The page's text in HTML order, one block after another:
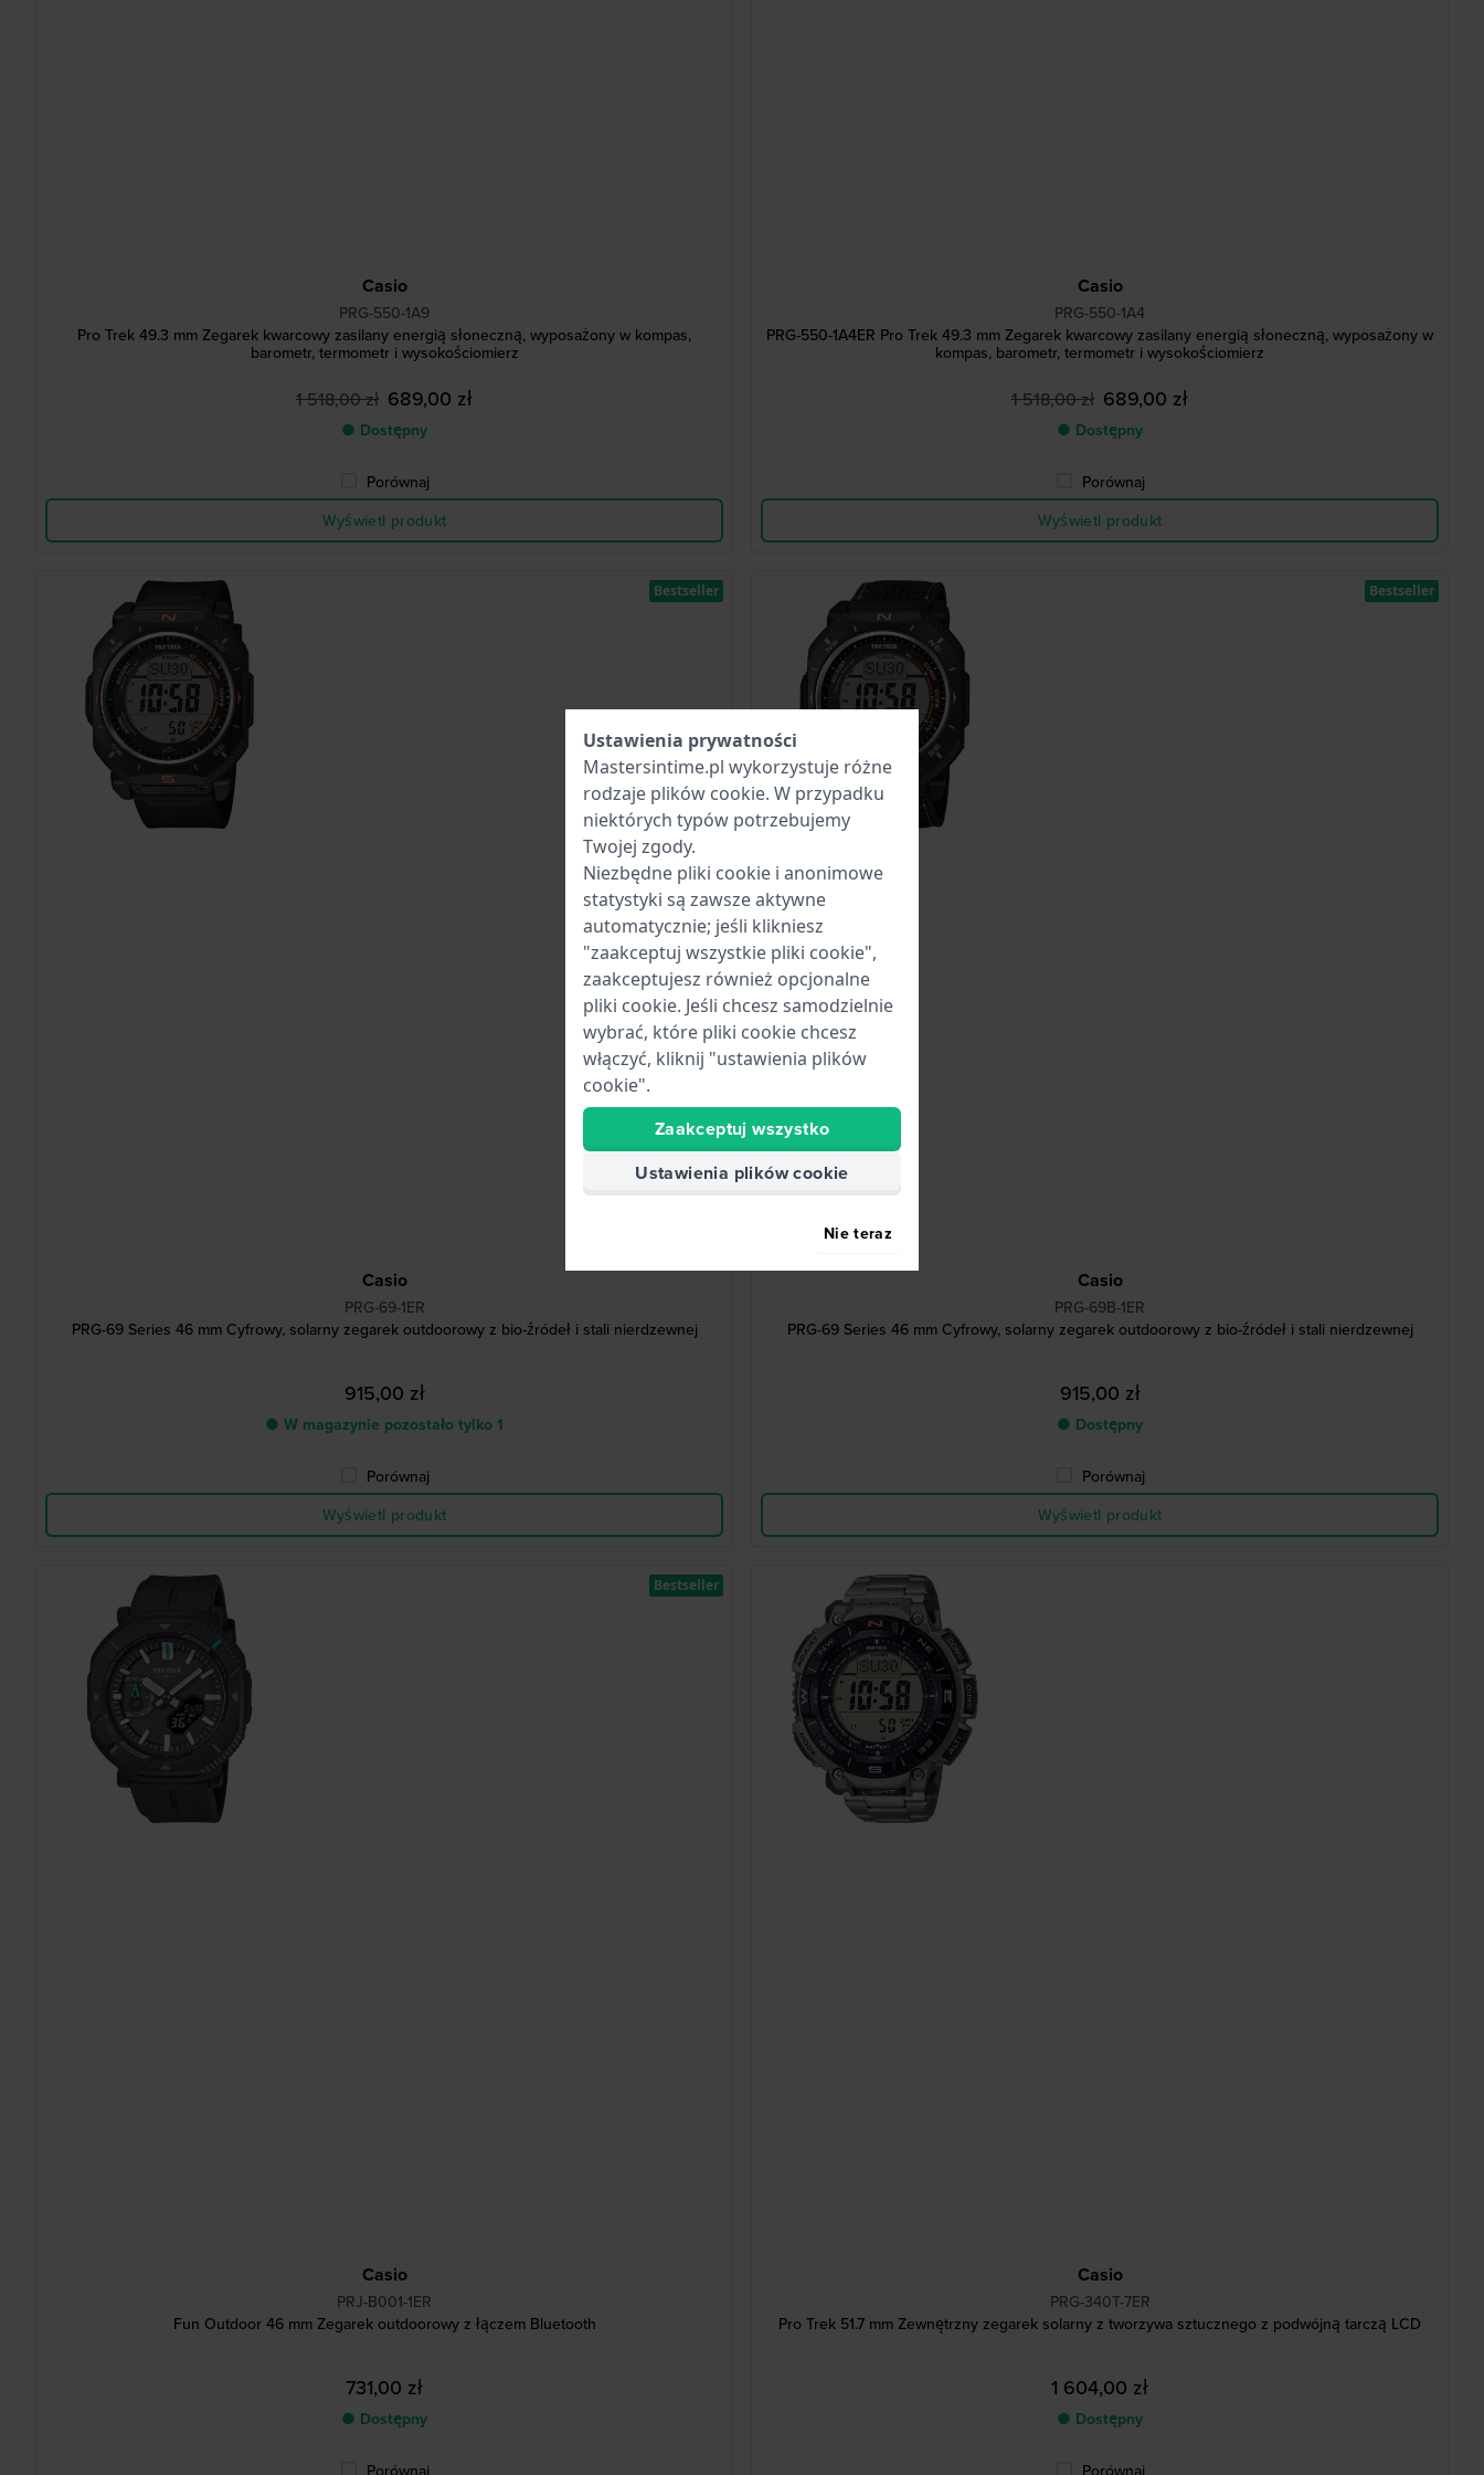
Casio
PRG-550-1A9
Pro Trek 49.3 mm Zegarek kwarcowy zasilany energią słoneczną, wyposażony w kompas,
barometr, termometr i wysokościomierz
1 518,00 zł 689,00 zł
● Dostępny
Porównaj
Wyświetl produkt
Casio
PRG-550-1A4
PRG-550-1A4ER Pro Trek 49.3 mm Zegarek kwarcowy zasilany energią słoneczną, wyposażony w
kompas, barometr, termometr i wysokościomierz
1 518,00 zł 689,00 zł
● Dostępny
Porównaj
Wyświetl produkt
Casio
PRG-69-1ER
PRG-69 Series 46 mm Cyfrowy, solarny zegarek outdoorowy z bio-źródeł i stali nierdzewnej
915,00 zł
● W magazynie pozostało tylko 1
Porównaj
Wyświetl produkt
Bestseller
Casio
PRG-69B-1ER
PRG-69 Series 46 mm Cyfrowy, solarny zegarek outdoorowy z bio-źródeł i stali nierdzewnej
915,00 zł
● Dostępny
Porównaj
Wyświetl produkt
Bestseller
Casio
PRJ-B001-1ER
Fun Outdoor 46 mm Zegarek outdoorowy z łączem Bluetooth
731,00 zł
● Dostępny
Porównaj
Bestseller
Casio
PRG-340T-7ER
Pro Trek 51.7 mm Zewnętrzny zegarek solarny z tworzywa sztucznego z podwójną tarczą LCD
1 604,00 zł
● Dostępny
Porównaj
Ustawienia prywatności
Mastersintime.pl wykorzystuje różne
rodzaje plików cookie. W przypadku
niektórych typów potrzebujemy
Twojej zgody.
Niezbędne pliki cookie i anonimowe
statystyki są zawsze aktywne
automatycznie; jeśli klikniesz
"zaakceptuj wszystkie pliki cookie",
zaakceptujesz również opcjonalne
pliki cookie. Jeśli chcesz samodzielnie
wybrać, które pliki cookie chcesz
włączyć, kliknij "ustawienia plików
cookie".
Zaakceptuj wszystko
Ustawienia plików cookie
Nie teraz